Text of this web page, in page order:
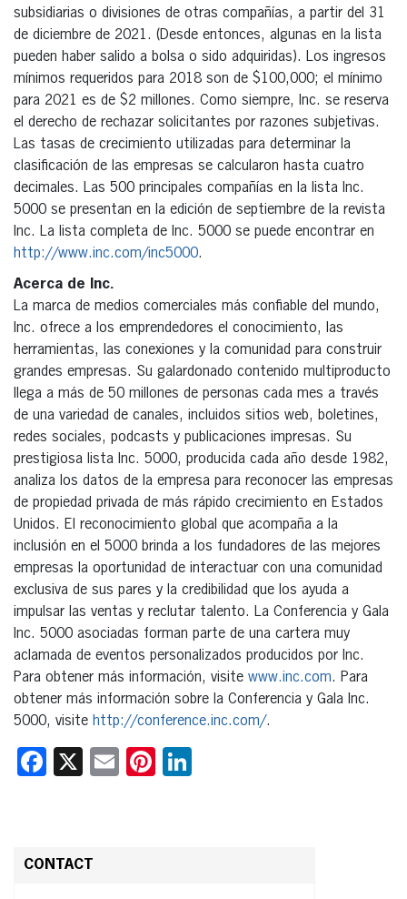
subsidiarias o divisiones de otras compañías, a partir del 31
de diciembre de 2021. (Desde entonces, algunas en la lista
pueden haber salido a bolsa o sido adquiridas). Los ingresos
mínimos requeridos para 2018 son de $100,000; el mínimo
para 2021 es de $2 millones. Como siempre, Inc. se reserva
el derecho de rechazar solicitantes por razones subjetivas.
Las tasas de crecimiento utilizadas para determinar la
clasificación de las empresas se calcularon hasta cuatro
decimales. Las 500 principales compañías en la lista Inc.
5000 se presentan en la edición de septiembre de la revista
Inc. La lista completa de Inc. 5000 se puede encontrar en
http://www.inc.com/inc5000.
Acerca de Inc.
La marca de medios comerciales más confiable del mundo,
Inc. ofrece a los emprendedores el conocimiento, las
herramientas, las conexiones y la comunidad para construir
grandes empresas. Su galardonado contenido multiproducto
llega a más de 50 millones de personas cada mes a través
de una variedad de canales, incluidos sitios web, boletines,
redes sociales, podcasts y publicaciones impresas. Su
prestigiosa lista Inc. 5000, producida cada año desde 1982,
analiza los datos de la empresa para reconocer las empresas
de propiedad privada de más rápido crecimiento en Estados
Unidos. El reconocimiento global que acompaña a la
inclusión en el 5000 brinda a los fundadores de las mejores
empresas la oportunidad de interactuar con una comunidad
exclusiva de sus pares y la credibilidad que los ayuda a
impulsar las ventas y reclutar talento. La Conferencia y Gala
Inc. 5000 asociadas forman parte de una cartera muy
aclamada de eventos personalizados producidos por Inc.
Para obtener más información, visite www.inc.com. Para
obtener más información sobre la Conferencia y Gala Inc.
5000, visite http://conference.inc.com/.
Facebook
X EmailPinterest
CONTACT